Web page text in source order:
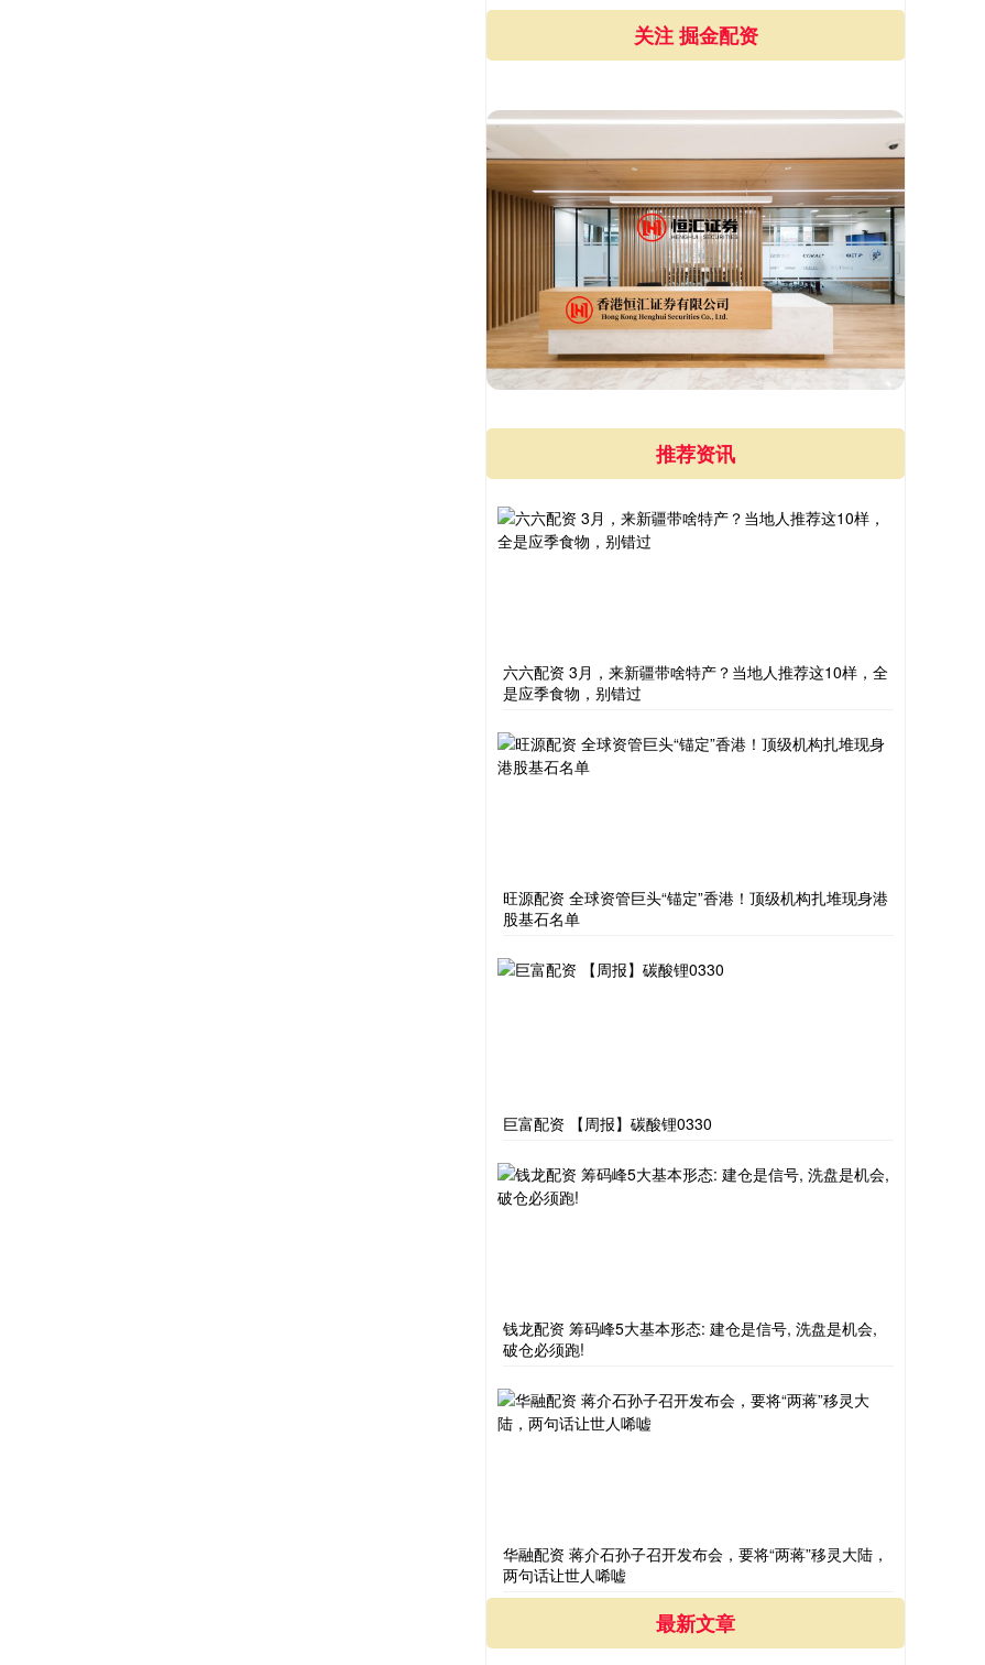
关注 掘金配资
推荐资讯
六六配资 3月，来新疆带啥特产？当地人推荐这10样，全
是应季食物，别错过
旺源配资 全球资管巨头“锚定”香港！顶级机构扎堆现身港
股基石名单
巨富配资 【周报】碳酸锂0330
钱龙配资 筹码峰5大基本形态: 建仓是信号, 洗盘是机会,
破仓必须跑!
华融配资 蒋介石孙子召开发布会，要将“两蒋”移灵大陆，
两句话让世人唏嘘
最新文章